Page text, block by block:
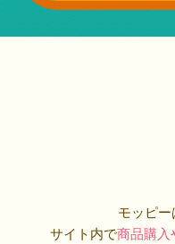
モッピ
サイト内で商品購入